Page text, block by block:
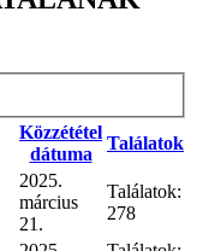
Közzététel
dátuma
Találatok
2025.
március
21.
Találatok:
278